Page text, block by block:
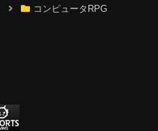
コンピュータRPG